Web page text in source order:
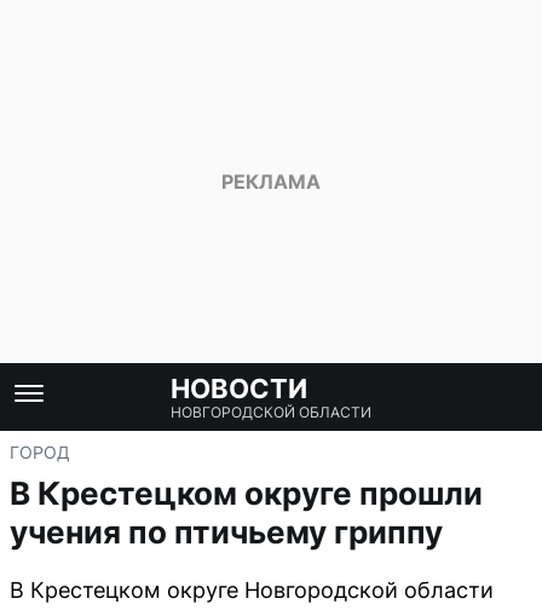
НОВОСТИ
НОВГОРОДСКОЙ ОБЛАСТИ
ГОРОД
В Крестецком округе прошли
учения по птичьему гриппу
В Крестецком округе Новгородской области